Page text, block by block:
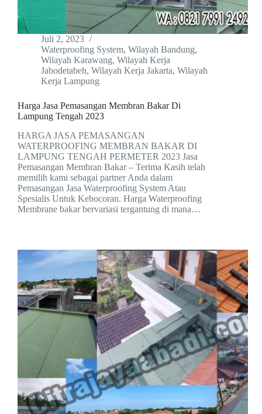
Juli 2, 2023
Waterproofing System, Wilayah Bandung,
Wilayah Karawang, Wilayah Kerja
Jabodetabeh, Wilayah Kerja Jakarta, Wilayah
Kerja Lampung
Harga Jasa Pemasangan Membran Bakar Di
Lampung Tengah 2023
HARGA JASA PEMASANGAN
WATERPROOFING MEMBRAN BAKAR DI
LAMPUNG TENGAH PERMETER 2023 Jasa
Pemasangan Membran Bakar – Terima Kasih telah
memilih kami sebagai partner Anda dalam
Pemasangan Jasa Waterproofing System Atau
Spesialis Untuk Kebocoran. Harga Waterproofing
Membrane bakar bervariasi tergantung di mana…